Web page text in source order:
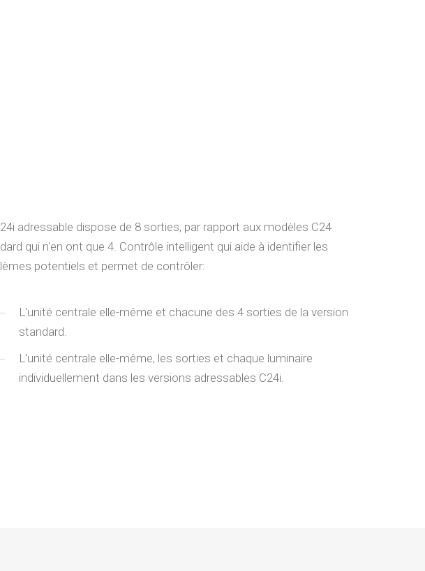
adressable dispose de 8 sorties, par rapport aux modèles C24
qui n'en ont que 4. Contrôle intelligent qui aide à identifier les
potentiels et permet de contrôler:
L'unité centrale elle-même et chacune des 4 sorties de la version
standard.
L'unité centrale elle-même, les sorties et chaque luminaire
individuellement dans les versions adressables C24i.